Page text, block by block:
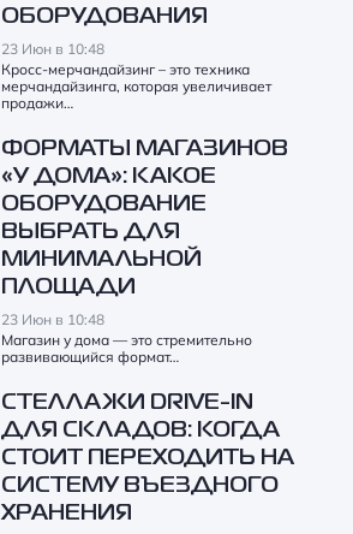
ОБОРУДОВАНИЯ
23 Июн в 10:48
Кросс-мерчандайзинг – это техника
мерчандайзинга, которая увеличивает
продажи…
ФОРМАТЫ МАГАЗИНОВ
«У ДОМА»: КАКОЕ
ОБОРУДОВАНИЕ
ВЫБРАТЬ ДЛЯ
МИНИМАЛЬНОЙ
ПЛОЩАДИ
23 Июн в 10:48
Магазин у дома — это стремительно
развивающийся формат…
СТЕЛЛАЖИ DRIVE-IN
ДЛЯ СКЛАДОВ: КОГДА
СТОИТ ПЕРЕХОДИТЬ НА
СИСТЕМУ ВЪЕЗДНОГО
ХРАНЕНИЯ